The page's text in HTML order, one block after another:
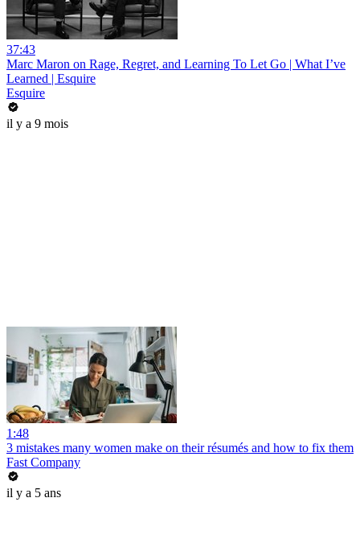
37:43
Marc Maron on Rage, Regret, and Learning To Let Go | What I’ve
Learned | Esquire
Esquire
il y a 9 mois
1:48
3 mistakes many women make on their résumés and how to fix them
Fast Company
il y a 5 ans